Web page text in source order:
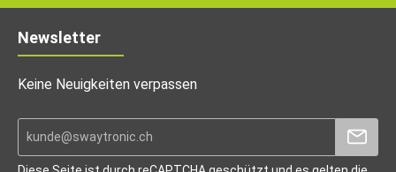
Newsletter
Keine Neuigkeiten verpassen